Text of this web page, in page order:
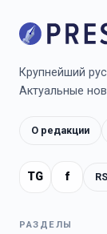
Крупнейший
Актуальные
О редакции
TG f
РАЗДЕЛЫ